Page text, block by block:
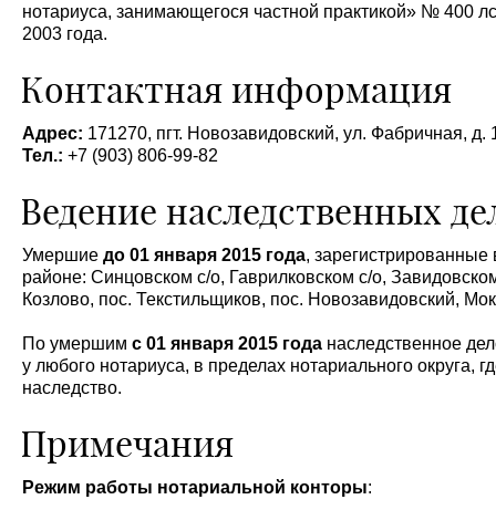
нотариуса, занимающегося частной практикой» № 400
2003 года.
Контактная информация
Адрес: 171270, пгт. Новозавидовский, ул. Фабричная, д.
Тел.: +7 (903) 806-99-82
Ведение наследственных
Умершие до 01 января 2015 года, зарегистрированные
районе: Синцовском с/о, Гаврилковском с/о,
Козлово, пос. Текстильщиков, пос. Новозавидовский,
По умершим с 01 января 2015 года наследственное
у любого нотариуса, в пределах нотариального округа,
наследство.
Примечания
Режим работы нотариальной конторы: